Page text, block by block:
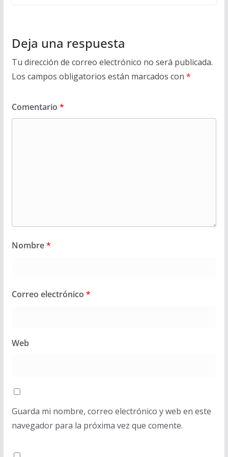
Deja una respuesta
Tu dirección de correo electrónico no será publicada.
Los campos obligatorios están marcados con *
Comentario *
Nombre*
Correo electrónico *
Web
Guarda mi nombre, correo electrónico y web en este
navegador para la próxima vez que comente.